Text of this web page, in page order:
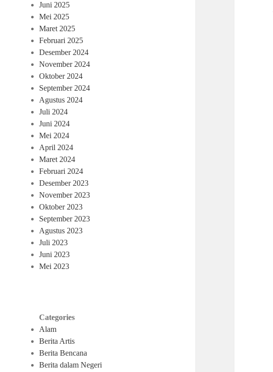
Juni 2025
Mei 2025
Maret 2025
Februari 2025
Desember 2024
November 2024
Oktober 2024
September 2024
Agustus 2024
Juli 2024
Juni 2024
Mei 2024
April 2024
Maret 2024
Februari 2024
Desember 2023
November 2023
Oktober 2023
September 2023
Agustus 2023
Juli 2023
Juni 2023
Mei 2023
Categories
Alam
Berita Artis
Berita Bencana
Berita dalam Negeri